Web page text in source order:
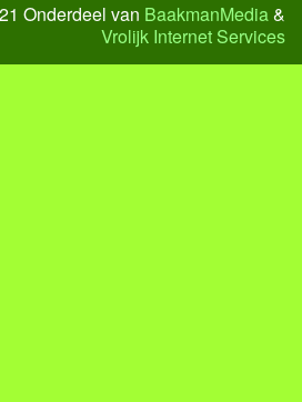
Onderdeel van BaakmanMedia&
Vrolijk Internet Services